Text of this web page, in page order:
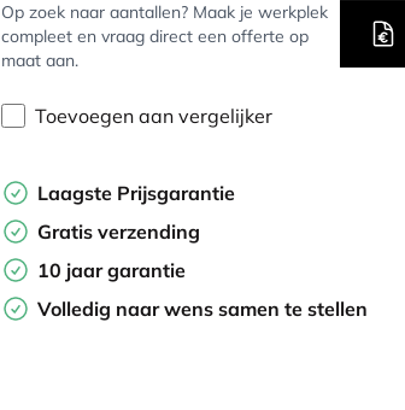
Op zoek naar aantallen? Maak je werkplek
compleet en vraag direct een offerte op
maat aan.
Toevoegen aan vergelijker
Laagste Prijsgarantie
Gratis verzending
10 jaar garantie
Volledig naar wens samen te stellen